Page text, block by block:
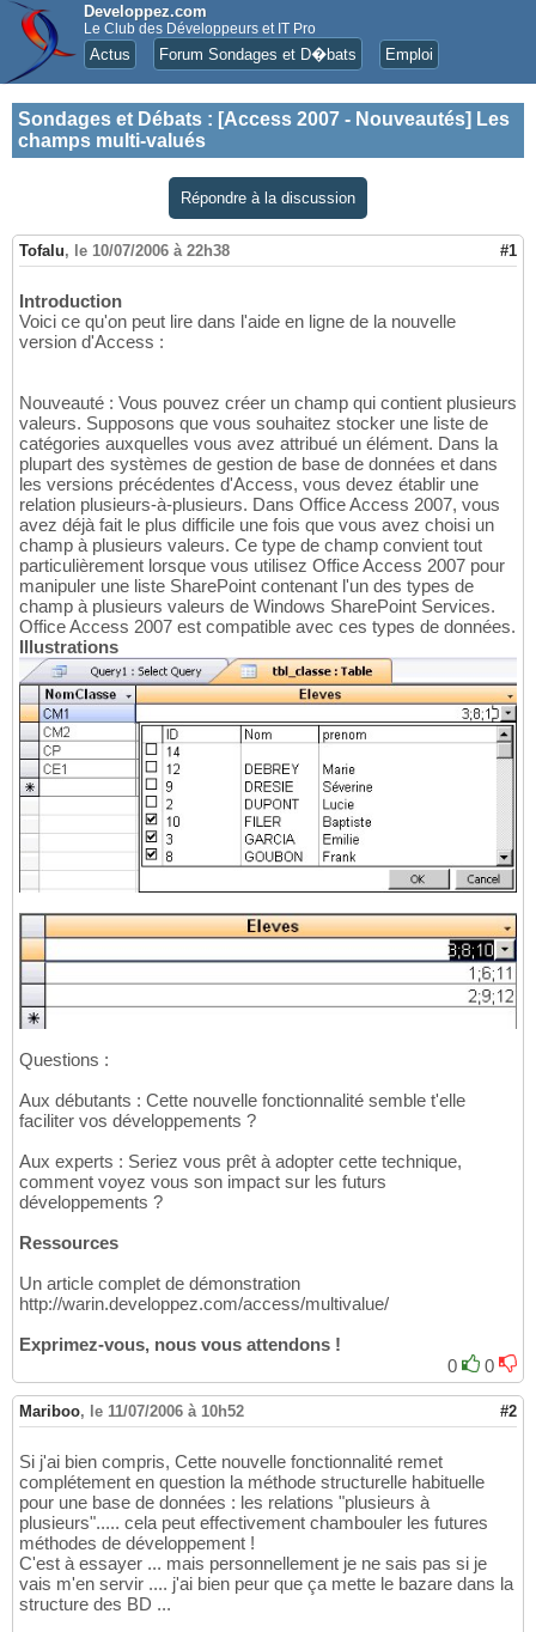
Developpez.com
Le Club des Développeurs et IT Pro
Actus Forum Sondages et D�bats Emploi
Sondages et Débats : [Access 2007 - Nouveautés] Les
champs multi-valués
Répondre à la discussion
Tofalu, le 10/07/2006 à 22h38 #1
Introduction
Voici ce qu'on peut lire dans l'aide en ligne de la nouvelle
version d'Access :
Nouveauté : Vous pouvez créer un champ qui contient plusieurs
valeurs. Supposons que vous souhaitez stocker une liste de
catégories auxquelles vous avez attribué un élément. Dans la
plupart des systèmes de gestion de base de données et dans
les versions précédentes d'Access, vous devez établir une
relation plusieurs-à-plusieurs. Dans Office Access 2007, vous
avez déjà fait le plus difficile une fois que vous avez choisi un
champ à plusieurs valeurs. Ce type de champ convient tout
particulièrement lorsque vous utilisez Office Access 2007 pour
manipuler une liste SharePoint contenant l'un des types de
champ à plusieurs valeurs de Windows SharePoint Services.
Office Access 2007 est compatible avec ces types de données.
Illustrations
Questions :
Aux débutants : Cette nouvelle fonctionnalité semble t'elle
faciliter vos développements ?
Aux experts : Seriez vous prêt à adopter cette technique,
comment voyez vous son impact sur les futurs
développements ?
Ressources
Un article complet de démonstration
http://warin.developpez.com/access/multivalue/
Exprimez-vous, nous vous attendons !
0
0
Mariboo, le 11/07/2006 à 10h52 #2
Si j'ai bien compris, Cette nouvelle fonctionnalité remet
complétement en question la méthode structurelle habituelle
pour une base de données : les relations "plusieurs à
plusieurs"..... cela peut effectivement chambouler les futures
méthodes de développement !
C'est à essayer ... mais personnellement je ne sais pas si je
vais m'en servir .... j'ai bien peur que ça mette le bazare dans la
structure des BD ...